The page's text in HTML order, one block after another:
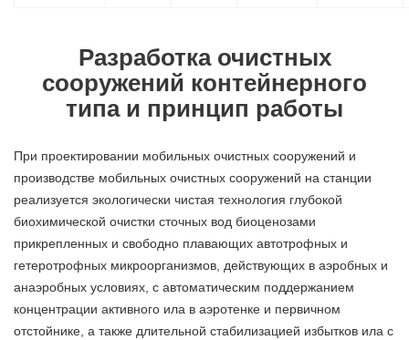
Разработка очистных
сооружений контейнерного
типа и принцип работы
При проектировании мобильных очистных сооружений и
производстве мобильных очистных сооружений на станции
реализуется экологически чистая технология глубокой
биохимической очистки сточных вод биоценозами
прикрепленных и свободно плавающих автотрофных и
гетеротрофных микроорганизмов, действующих в аэробных и
анаэробных условиях, с автоматическим поддержанием
концентрации активного ила в аэротенке и первичном
отстойнике, а также длительной стабилизацией избытков ила с